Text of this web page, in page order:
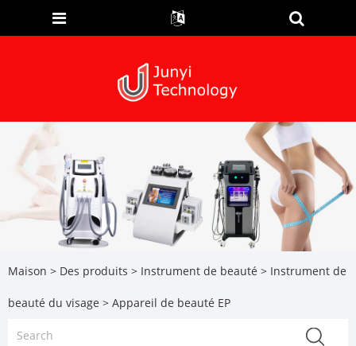
Maison > Des produits > Instrument de beauté > Instrument de
beauté du visage > Appareil de beauté EP